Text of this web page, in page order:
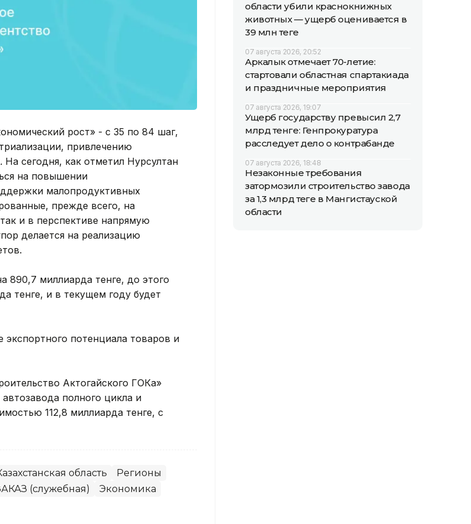
рост» - с 35 по 84 шаг,
привлечению
На сегодня, как отметил Нурсултан
на повышении
малопродуктивных
прежде всего, на
и в перспективе напрямую
делается на реализацию
890,7 миллиарда тенге, до этого
тенге, и в текущем году будет
потенциала товаров и
Актогайского ГОКа»
полного цикла и
112,8 миллиарда тенге, с
область
Регионы
(служебная) Экономика
области убили краснокнижных
животных — ущерб оценивается в
39 млн теңге
07 августа 2026, 20:52
Аркалык отмечает 70-летие:
стартовали областная спартакиада
и праздничные мероприятия
07 августа 2026, 19:07
Ущерб государству превысил 2,7
млрд тенге: Генпрокуратура
расследует дело о контрабанде
07 августа 2026, 18:48
Незаконные требования
затормозили строительство завода
за 1,3 млрд теңге в Мангистауской
области